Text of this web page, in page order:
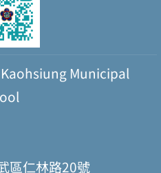
Municipal
區仁林路20號